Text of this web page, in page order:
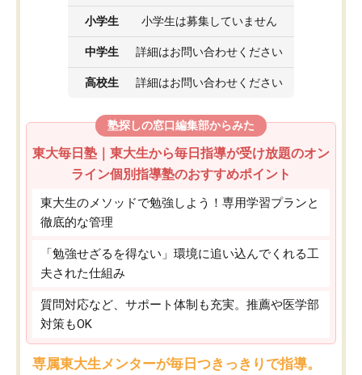
小学生 小学生は募集していません
中学生 詳細はお問い合わせください
高校生 詳細はお問い合わせください
塾探しの窓口編集部からみた
東大毎日塾｜東大生から毎日指導が受け放題のオン
ライン個別指導塾のおすすめポイント
東大生のメソッドで勉強しよう！専用学習プランと
徹底的な管理
「勉強せざるを得ない」環境に追い込んでくれる工
夫された仕組み
質問対応など、サポート体制も充実。推薦や医学部
対策もOK
専属東大生メンターが毎日つきっきりで指導。